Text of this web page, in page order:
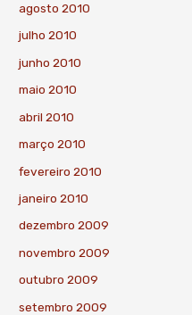
agosto 2010
julho 2010
junho 2010
maio 2010
abril 2010
março 2010
fevereiro 2010
janeiro 2010
dezembro 2009
novembro 2009
outubro 2009
setembro 2009